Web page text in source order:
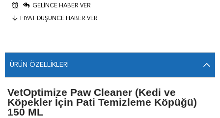
GELINCE HABER VER
FIYAT DÜŞÜNCE HABER VER
ÜRÜN ÖZELLIKLERI
VetOptimize Paw Cleaner (Kedi ve
Köpekler İçin Pati Temizleme Köpüğü)
150 ML